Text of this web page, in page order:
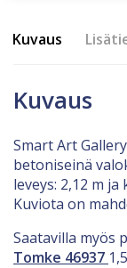
Kuvaus
Kuvaus
Smart Art
betoniseinä
leveys: 2,12 m
Kuviota on
Saatavilla myös
Tomke 46937